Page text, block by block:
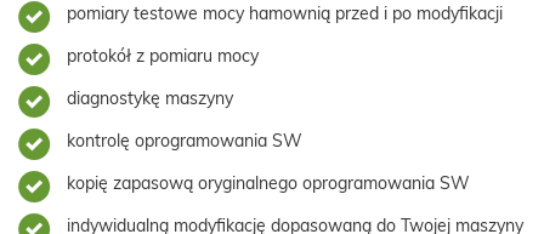
pomiary testowe mocy hamownią przed i po modyfikacji
protokół z pomiaru mocy
diagnostykę maszyny
kontrolę oprogramowania SW
kopię zapasową oryginalnego oprogramowania SW
indywidualną modyfikację dopasowaną do Twojej maszyny